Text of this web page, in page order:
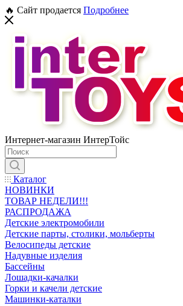
🔥 Сайт продается Подробнее
Интернет-магазин ИнтерТойс
Каталог
НОВИНКИ
ТОВАР НЕДЕЛИ!!!
РАСПРОДАЖА
Детские электромобили
Детские парты, столики, мольберты
Велосипеды детские
Надувные изделия
Бассейны
Лошадки-качалки
Горки и качели детские
Машинки-каталки